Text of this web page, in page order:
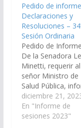
Pedido de
Declaraciones y
Resoluciones –
Sesión Ordinaria
Pedido de
De la Senadora
Minetti, requerir al
señor Ministro de
Salud Pública,
en un plazo de
días, el motivo por
cual no funciona el
diciembre 21,
En "Informe de
sesiones 2023"